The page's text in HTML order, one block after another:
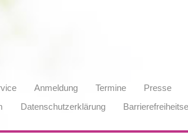
Anmeldung Termine
Presse
Datenschutzerklärung